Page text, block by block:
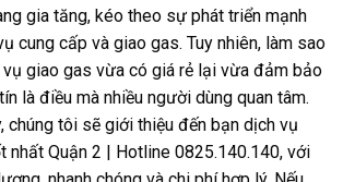
gia tăng, kéo theo sự phát triển mạnh
cung cấp và giao gas. Tuy nhiên, làm sao
giao gas vừa có giá rẻ lại vừa đảm bảo
là điều mà nhiều người dùng quan tâm.
chúng tôi sẽ giới thiệu đến bạn dịch vụ
nhất Quận 2 | Hotline 0825.140.140, với